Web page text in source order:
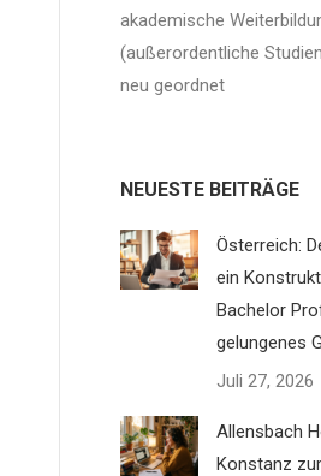
akademische
(außerordentliche
neu geordnet
NEUESTE BEITRÄGE
Österreich:
ein
Bachelor
gelungenes
Juli 27, 2026
Allensbach
Konstanz